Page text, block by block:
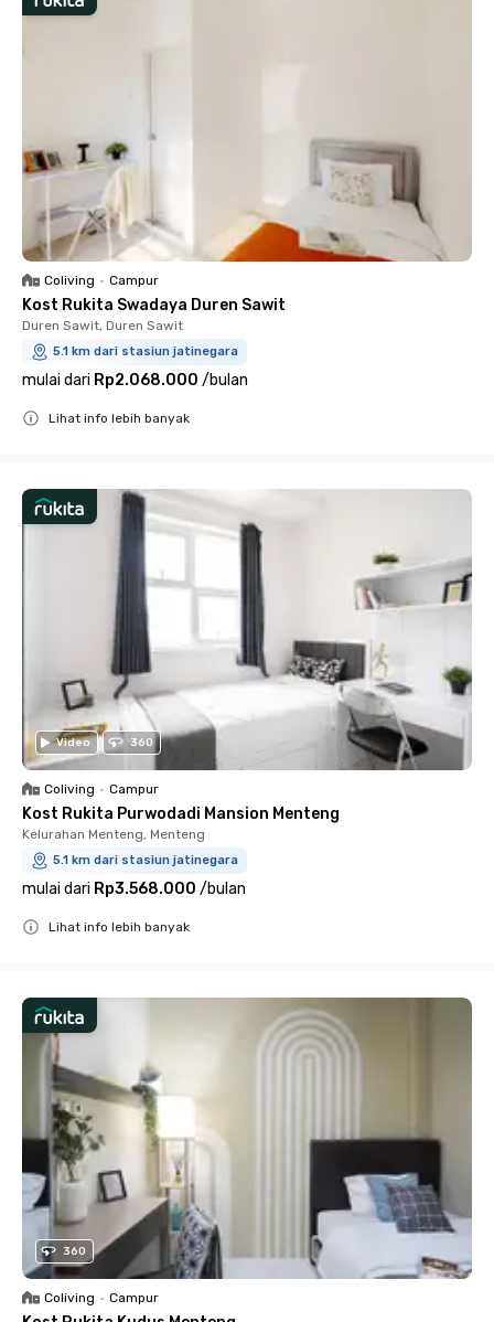
Coliving • Campur
Kost Rukita Swadaya Duren Sawit
Duren Sawit, Duren Sawit
5.1 km dari stasiun jatinegara
mulai dari Rp2.068.000 /bulan
Lihat info lebih banyak
Video 360
Coliving • Campur
Kost Rukita Purwodadi Mansion Menteng
Kelurahan Menteng, Menteng
5.1 km dari stasiun jatinegara
mulai dari Rp3.568.000 /bulan
Lihat info lebih banyak
360
Coliving • Campur